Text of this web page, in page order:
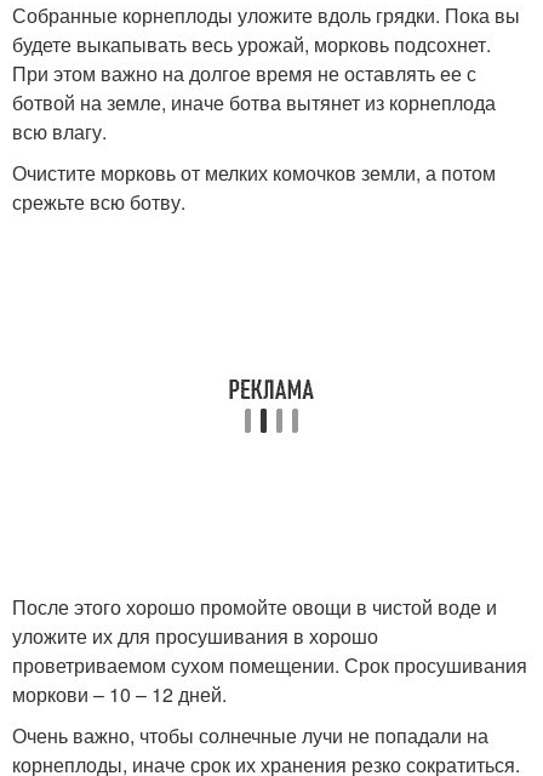
Собранные корнеплоды уложите вдоль грядки. Пока вы
будете выкапывать весь урожай, морковь подсохнет.
При этом важно на долгое время не оставлять ее с
ботвой на земле, иначе ботва вытянет из корнеплода
всю влагу.
Очистите морковь от мелких комочков земли, а потом
срежьте всю ботву.
После этого хорошо промойте овощи в чистой воде и
уложите их для просушивания в хорошо
проветриваемом сухом помещении. Срок просушивания
моркови – 10 – 12 дней.
Очень важно, чтобы солнечные лучи не попадали на
корнеплоды, иначе срок их хранения резко сократиться.